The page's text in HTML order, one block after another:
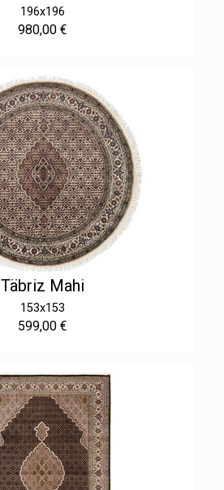
196x196
980,00 €
Täbriz Mahi
153x153
599,00 €